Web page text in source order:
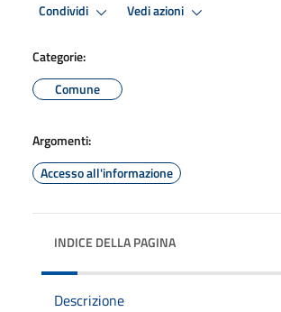
Condividi Vedi azioni
Categorie:
Comune
Argomenti:
Accesso all'informazione
INDICE DELLA PAGINA
Descrizione